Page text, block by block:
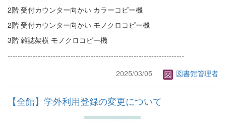
2階 受付カウンター向かい カラーコピー機
2階 受付カウンター向かい モノクロコピー機
3階 雑誌架横 モノクロコピー機
----------------------------------------------------------------------
2025/03/05
図書館管理者
【全館】学外利用登録の変更について